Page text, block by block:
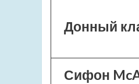
Донный
Сифон